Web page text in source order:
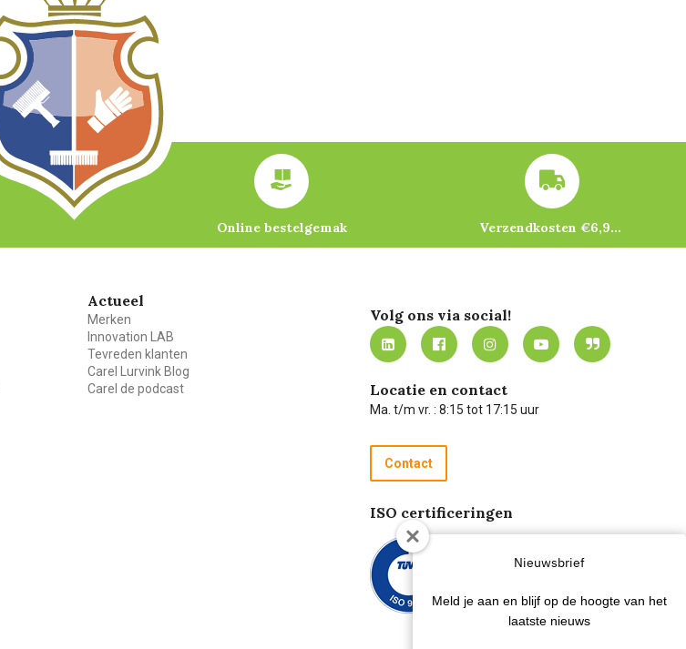
Online bestelgemak Verzendkosten €6,95 – gratis bij je eerste bestelling vanaf €200
Actueel
Merken
Innovation LAB
Tevreden klanten
Carel Lurvink Blog
Carel de podcast
Volg ons via social!
Locatie en contact
Ma. t/m vr. : 8:15 tot 17:15 uur
Contact
ISO certificeringen
Nieuwsbrief
Meld je aan en blijf op de hoogte van het
laatste nieuws